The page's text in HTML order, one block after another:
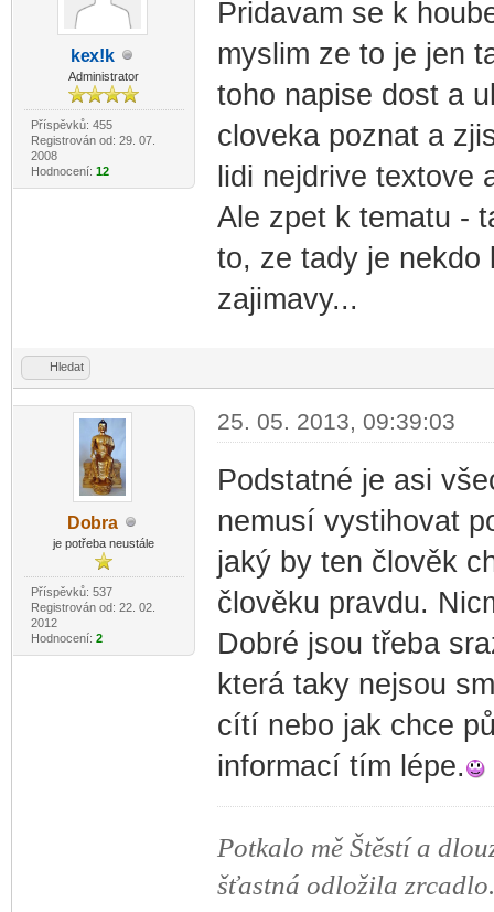
kex!k
Administrator
Příspěvků: 455
Registrován od: 29. 07.
2008
Hodnocení: 12
Pridavam se k
myslim ze to je jen
toho napise dost a
cloveka poznat a
lidi nejdrive
Ale zpet k tematu -
to, ze tady je nekdo
zajimavy...
Hledat
Dobra
je potřeba neustále
Příspěvků: 537
Registrován od: 22. 02.
2012
Hodnocení: 2
25. 05. 2013, 09:39:03
Podstatné je asi
nemusí vystihovat
jaký by ten člověk
člověku pravdu.
Dobré jsou třeba
která taky nejsou
cítí nebo jak chce
informací tím lépe.
Potkalo mě Štěstí a
šťastná odložila zrcadlo.